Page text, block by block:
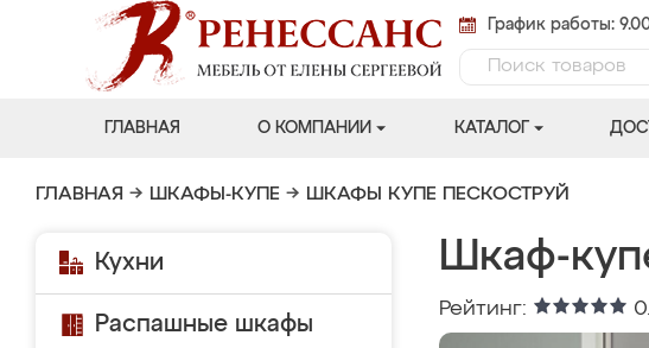
График работы:
ГЛАВНАЯ О КОМПАНИИ КАТАЛОГ
ГЛАВНАЯ → ШКАФЫ-КУПЕ → ШКАФЫ КУПЕ ПЕСКОСТРУЙ
Кухни
Распашные шкафы
Шкаф-
Рейтинг: